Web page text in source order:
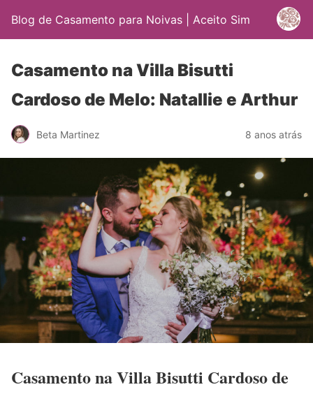
Blog de Casamento para Noivas | Aceito Sim
Casamento na Villa Bisutti
Cardoso de Melo: Natallie e Arthur
Beta Martinez 8 anos atrás
Casamento na Villa Bisutti Cardoso de